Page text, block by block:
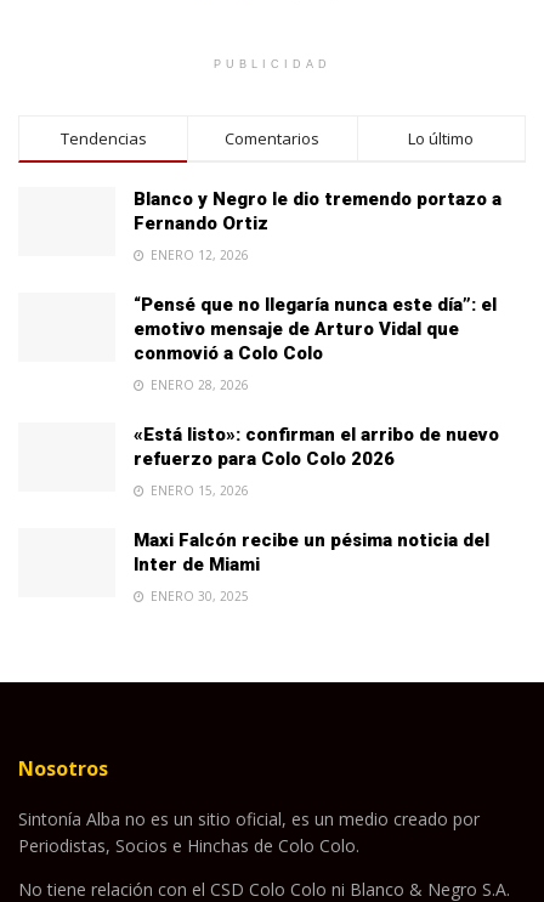
PUBLICIDAD
Tendencias Comentarios Lo último
Blanco y Negro le dio tremendo portazo a
Fernando Ortiz
ENERO 12, 2026
“Pensé que no llegaría nunca este día”: el
emotivo mensaje de Arturo Vidal que
conmovió a Colo Colo
ENERO 28, 2026
«Está listo»: confirman el arribo de nuevo
refuerzo para Colo Colo 2026
ENERO 15, 2026
Maxi Falcón recibe un pésima noticia del
Inter de Miami
ENERO 30, 2025
Nosotros
Sintonía Alba no es un sitio oficial, es un medio creado por
Periodistas, Socios e Hinchas de Colo Colo.
No tiene relación con el CSD Colo Colo ni Blanco & Negro S.A.